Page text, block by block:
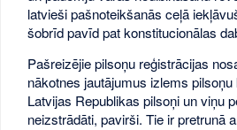
latvieši pašnoteikšanās ceļā
šobrīd pavīd pat konstitucionālas
Pašreizējie pilsoņu reģistrācijas
nākotnes jautājumus izlems
Latvijas Republikas pilsoņi un viņu
neizstrādāti, pavirši. Tie ir pretrunā